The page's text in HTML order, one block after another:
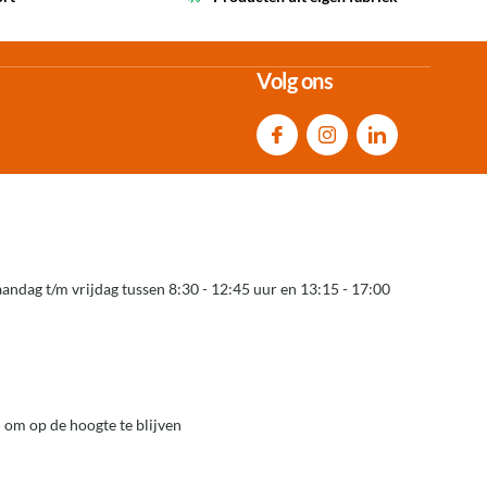
Volg ons
t/m vrijdag tussen 8:30 - 12:45 uur en 13:15 - 17:00
op de hoogte te blijven